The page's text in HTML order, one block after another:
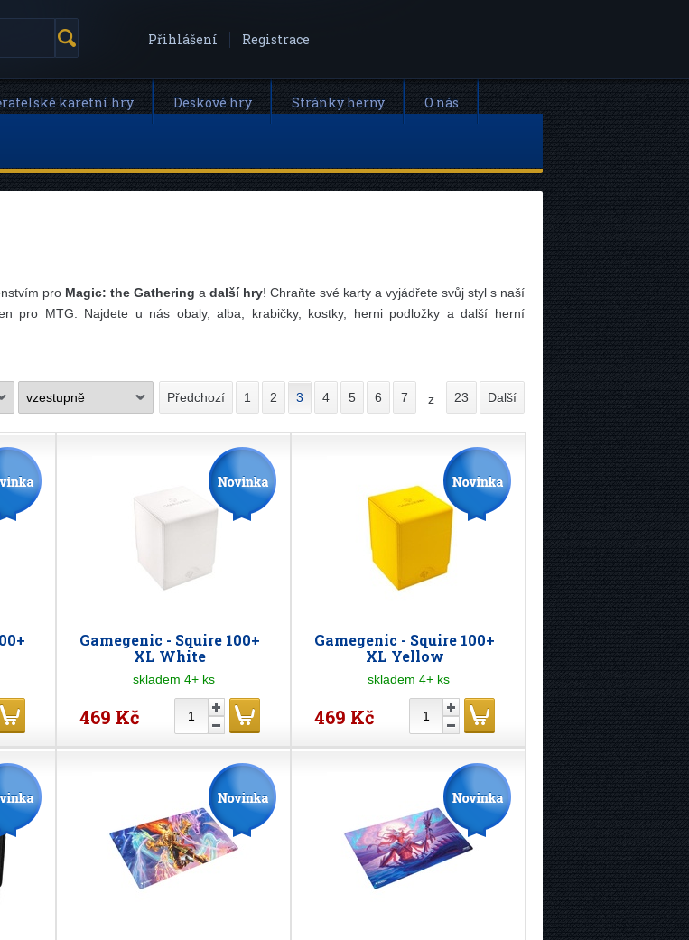
Přihlášení Registrace
karetní hry Deskové hry Stránky herny O nás
pro Magic: the Gathering a další hry! Chraňte své karty a vyjádřete svůj styl s naší
pro MTG. Najdete u nás obaly, alba, krabičky, kostky, herni podložky a další herní
Předchozí 1 2 3 4 5 6 7 z 23 Další
Gamegenic - Squire 100+
XL White
skladem 4+ ks
469 Kč
Gamegenic - Squire 100+
XL Yellow
skladem 4+ ks
469 Kč